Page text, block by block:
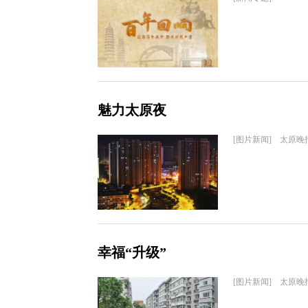
魅力太原夜
[图片新闻] 太原晚
幸福“升级”
[图片新闻] 太原晚